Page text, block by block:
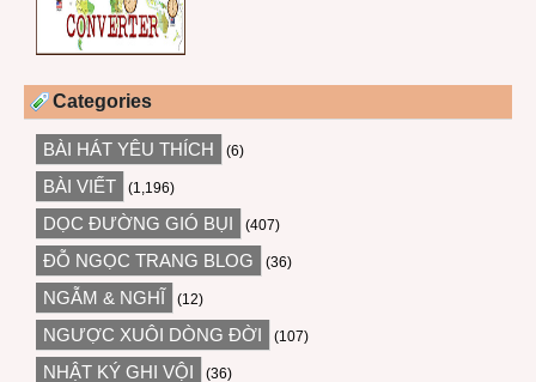
Categories
BÀI HÁT YÊU THÍCH (6)
BÀI VIẾT (1,196)
DỌC ĐƯỜNG GIÓ BỤI (407)
ĐỖ NGỌC TRANG BLOG (36)
NGẪM & NGHĨ (12)
NGƯỢC XUÔI DÒNG ĐỜI (107)
NHẬT KÝ GHI VỘI (36)